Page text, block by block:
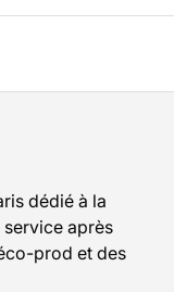
dédié à la
après
prod et des